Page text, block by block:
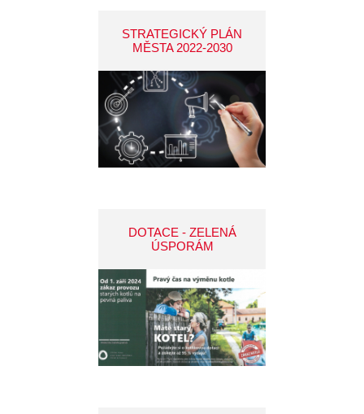
STRATEGICKÝ PLÁN
MĚSTA 2022-2030
DOTACE - ZELENÁ
ÚSPORÁM